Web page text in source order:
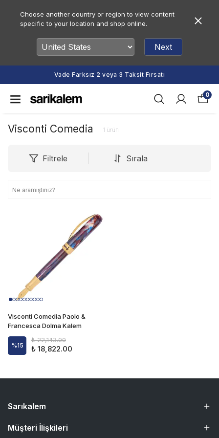
Choose another country or region to view content
specific to your location and shop online.
Next
Vade Farksız 2 veya 3 Taksit Fırsatı
0
Visconti Comedia 1 ürün
Filtrele Sırala
Visconti Comedia Paolo &
Francesca Dolma Kalem
%15
₺ 22,143.00
₺ 18,822.00
Sarıkalem
Müşteri İlişkileri